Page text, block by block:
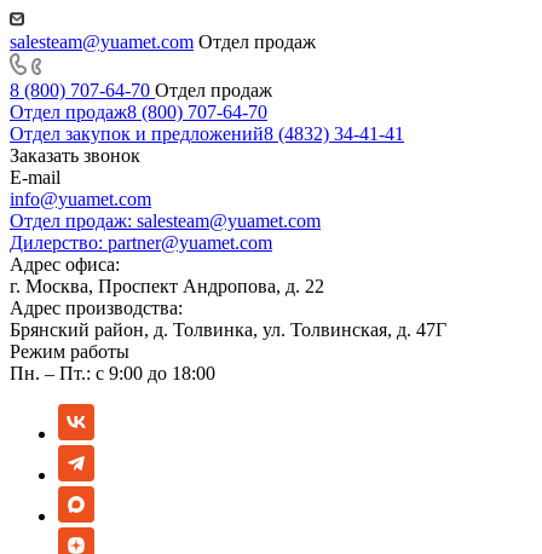
salesteam@yuamet.com Отдел продаж
8 (800) 707-64-70 Отдел продаж
Отдел продаж8 (800) 707-64-70
Отдел закупок и предложений8 (4832) 34-41-41
Заказать звонок
E-mail
info@yuamet.com
Отдел продаж: salesteam@yuamet.com
Дилерство: partner@yuamet.com
Адрес офиса:
г. Москва, Проспект Андропова, д. 22
Адрес производства:
Брянский район, д. Толвинка, ул. Толвинская, д. 47Г
Режим работы
Пн. – Пт.: с 9:00 до 18:00